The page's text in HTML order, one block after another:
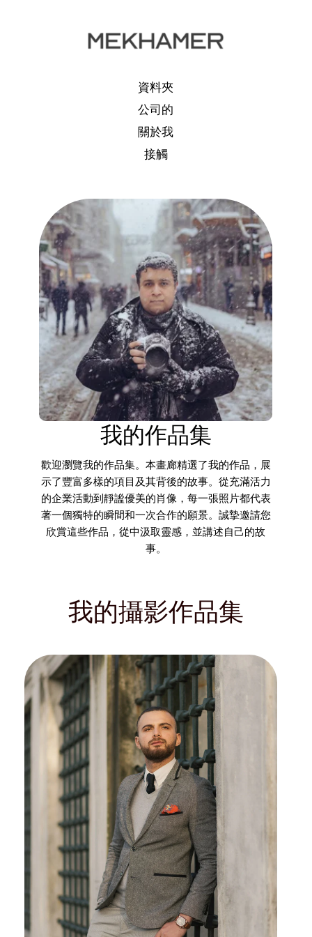
資料夾
公司的
關於我
接觸
我的作品集
歡迎瀏覽我的作品集。本畫廊精選了我的作品，展
示了豐富多樣的項目及其背後的故事。從充滿活力
的企業活動到靜謐優美的肖像，每一張照片都代表
著一個獨特的瞬間和一次合作的願景。誠摯邀請您
欣賞這些作品，從中汲取靈感，並講述自己的故
事。
我的攝影作品集